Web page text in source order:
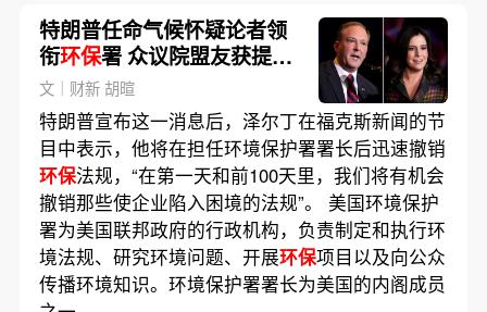
特朗普任命气候怀疑论者领
衔环保署 众议院盟友获提名
驻联合国大使
文｜财新 胡暄
特朗普宣布这一消息后，泽尔丁在福克斯新闻的节
目中表示，他将在担任环境保护署署长后迅速撤销
环保法规，“在第一天和前100天里，我们将有机会
撤销那些使企业陷入困境的法规”。 美国环境保护
署为美国联邦政府的行政机构，负责制定和执行环
境法规、研究环境问题、开展环保项目以及向公众
传播环境知识。环境保护署署长为美国的内阁成员